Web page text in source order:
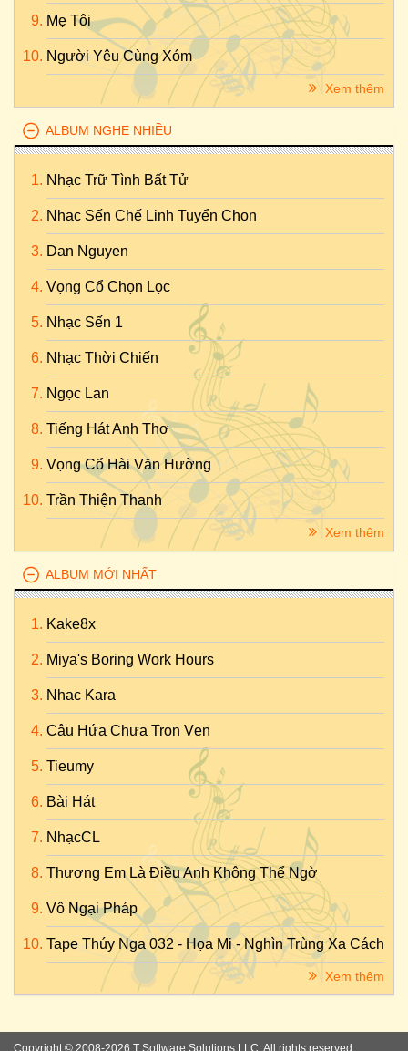
Mẹ Tôi
Người Yêu Cùng Xóm
Xem thêm
ALBUM NGHE NHIỀU
Nhạc Trữ Tình Bất Tử
Nhạc Sến Chế Linh Tuyển Chọn
Dan Nguyen
Vọng Cổ Chọn Lọc
Nhạc Sến 1
Nhạc Thời Chiến
Ngọc Lan
Tiếng Hát Anh Thơ
Vọng Cổ Hài Văn Hường
Trần Thiện Thanh
Xem thêm
ALBUM MỚI NHẤT
Kake8x
Miya's Boring Work Hours
Nhac Kara
Câu Hứa Chưa Trọn Vẹn
Tieumy
Bài Hát
NhạcCL
Thương Em Là Điều Anh Không Thể Ngờ
Vô Ngại Pháp
Tape Thúy Nga 032 - Họa Mi - Nghìn Trùng Xa Cách
Xem thêm
Copyright © 2008-2026 T Software Solutions LLC. All rights reserved.